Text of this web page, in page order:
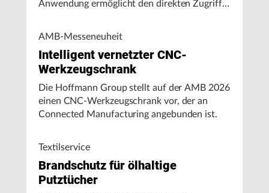
Anwendung ermöglicht den direkten Zugriff
Energieverbrauch.
AMB-Messeneuheit
Intelligent vernetzter CNC-
Werkzeugschrank
Die Hoffmann Group stellt auf der AMB 2026
einen CNC-Werkzeugschrank vor, der an
Connected Manufacturing angebunden ist.
Textilservice
Brandschutz für ölhaltige
Putztücher